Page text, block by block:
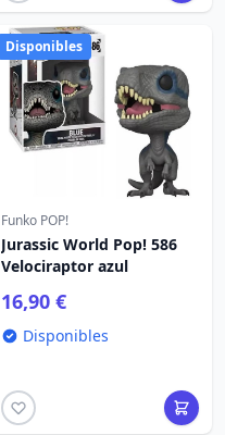
Disponibles
Funko POP!
Jurassic World Pop! 586
Velociraptor azul
16,90 €
Disponibles